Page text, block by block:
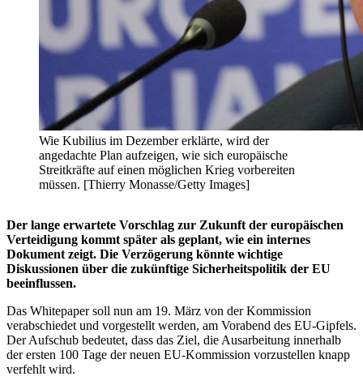
Wie Kubilius im Dezember erklärte, wird der
angedachte Plan aufzeigen, wie sich europäische
Streitkräfte auf einen möglichen Krieg vorbereiten
müssen. [Thierry Monasse/Getty Images]
Der lange erwartete Vorschlag zur Zukunft der europäischen
Verteidigung kommt später als geplant, wie ein internes
Dokument zeigt. Die Verzögerung könnte wichtige
Diskussionen über die zukünftige Sicherheitspolitik der EU
beeinflussen.
Das Whitepaper soll nun am 19. März von der Kommission
verabschiedet und vorgestellt werden, am Vorabend des EU-Gipfels.
Der Aufschub bedeutet, dass das Ziel, die Ausarbeitung innerhalb
der ersten 100 Tage der neuen EU-Kommission vorzustellen knapp
verfehlt wird.